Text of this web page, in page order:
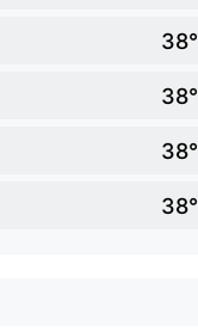
38°
38°
38°
38°